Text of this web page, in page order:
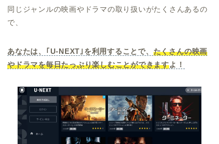
同じジャンルの映画やドラマの取り扱いがたくさんあるの
で、
あなたは、｢U-NEXT｣を利用することで、 たくさんの映画
やドラマを毎日たっぷり楽しむことができますよ！